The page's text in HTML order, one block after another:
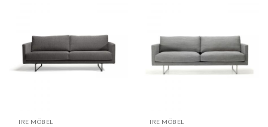
IRE MÖBEL IRE MÖBEL